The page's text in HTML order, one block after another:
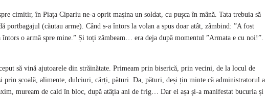
cimitir, în Piața Cipariu ne-a oprit mașina un soldat, cu pușca în mână. Tata trebuia să
portbagajul (căutau arme). Când s-a întors la volan a spus doar atât, zâmbind: ”A fost
întors o armă spre mine.” Și toți zâmbeam… era deja după momentul ”Armata e cu noi!”.
să vină ajutoarele din străinătate. Primeam prin biserică, prin vecini, de la locul de
prin școală, alimente, dulciuri, cărți, pături. Da, pături, deși țin minte că administratorul a
muream de cald în bloc, după atâția ani de frig… Dar el așa și-a manifestat bucuria și